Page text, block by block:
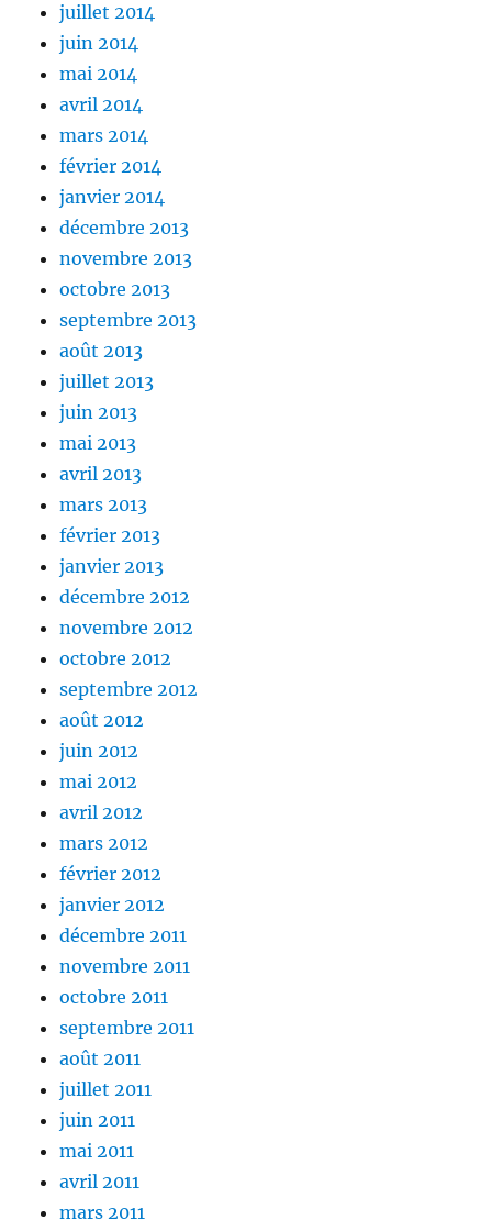
juillet 2014
juin 2014
mai 2014
avril 2014
mars 2014
février 2014
janvier 2014
décembre 2013
novembre 2013
octobre 2013
septembre 2013
août 2013
juillet 2013
juin 2013
mai 2013
avril 2013
mars 2013
février 2013
janvier 2013
décembre 2012
novembre 2012
octobre 2012
septembre 2012
août 2012
juin 2012
mai 2012
avril 2012
mars 2012
février 2012
janvier 2012
décembre 2011
novembre 2011
octobre 2011
septembre 2011
août 2011
juillet 2011
juin 2011
mai 2011
avril 2011
mars 2011